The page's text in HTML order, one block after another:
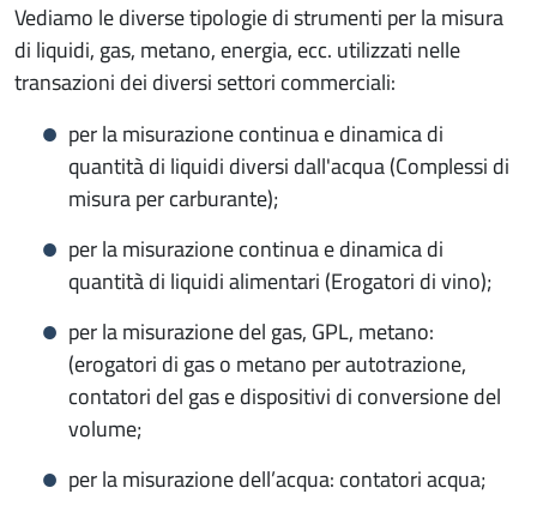
Vediamo le diverse tipologie di strumenti per la misura
di liquidi, gas, metano, energia, ecc. utilizzati nelle
transazioni dei diversi settori commerciali:
per la misurazione continua e dinamica di
quantità di liquidi diversi dall'acqua (Complessi di
misura per carburante);
per la misurazione continua e dinamica di
quantità di liquidi alimentari (Erogatori di vino);
per la misurazione del gas, GPL, metano:
(erogatori di gas o metano per autotrazione,
contatori del gas e dispositivi di conversione del
volume;
per la misurazione dell’acqua: contatori acqua;